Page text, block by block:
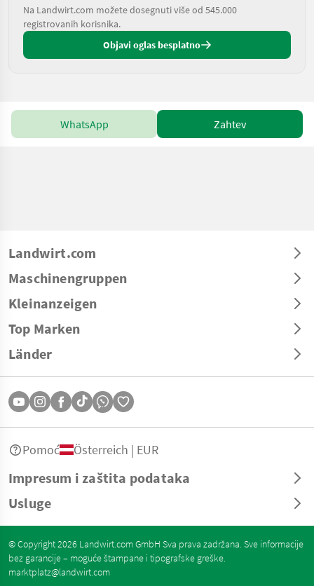
Na Landwirt.com možete dosegnuti više od 545.000
registrovanih korisnika.
Objavi oglas besplatno
WhatsApp Zahtev
Landwirt.com
Maschinengruppen
Kleinanzeigen
Top Marken
Länder
Impresum i zaštita podataka
Usluge
Pomoć Österreich | EUR
© Copyright 2026 Landwirt.com GmbH Sva prava zadržana. Sve informacije
bez garancije – moguće štampane i tipografske greške.
marktplatz@landwirt.com